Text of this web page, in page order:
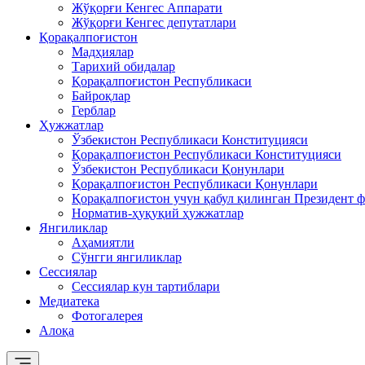
Жўқорғи Кенгес Аппарати
Жўқорғи Кенгес депутатлари
Қорақалпоғистон
Мадҳиялар
Тарихий обидалар
Қорақалпоғистон Республикаси
Байроқлар
Герблар
Ҳужжатлар
Ўзбекистон Республикаси Конституцияси
Қорақалпоғистон Республикаси Конституцияси
Ўзбекистон Республикаси Қонунлари
Қорақалпоғистон Республикаси Қонунлари
Қорақалпоғистон учун қабул қилинган Президент
Норматив-ҳуқуқий ҳужжатлар
Янгиликлар
Аҳамиятли
Сўнгги янгиликлар
Сессиялар
Сессиялар кун тартиблари
Медиатека
Фотогалерея
Алоқа